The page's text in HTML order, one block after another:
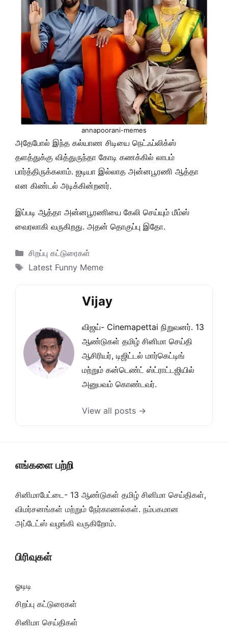
annapoorani-memes
அதேபோல் இந்த கல்யாண சிடியை நெட்ஃப்லிக்ஸ்
தளத்துக்கு வித்துருந்தா கோடி கணக்கில் லாபம்
பார்த்திருக்கலாம். ஐடியா இல்லாத அன்னபூரணி ஆத்தா
என கிண்டல் அடிக்கின்றனர்.
இப்படி ஆத்தா அன்னபூரணியை கேலி செய்யும் மீம்ஸ்
வைரலாகி வருகிறது. அதன் தொகுப்பு இதோ.
Categories
சிறப்பு கட்டுரைகள்
Tags
Latest Funny Meme
Vijay
விஜய்- Cinemapettai நிறுவனர். 13
ஆண்டுகள் தமிழ் சினிமா செய்தி
ஆசிரியர், டிஜிட்டல் மார்கெட்டிங்
மற்றும் கன்டெண்ட் ஸ்ட்ராட்டஜியில்
அனுபவம் கொண்டவர்.
View all posts →
எங்களை பற்றி
சினிமாபேட்டை- 13 ஆண்டுகள் தமிழ் சினிமா செய்திகள்,
விமர்சனங்கள் மற்றும் நேர்காணல்கள். நம்பகமான
அப்டேட்ஸ் வழங்கி வருகிறோம்.
பிரிவுகள்
ஓடிடி
சிறப்பு கட்டுரைகள்
சினிமா செய்திகள்